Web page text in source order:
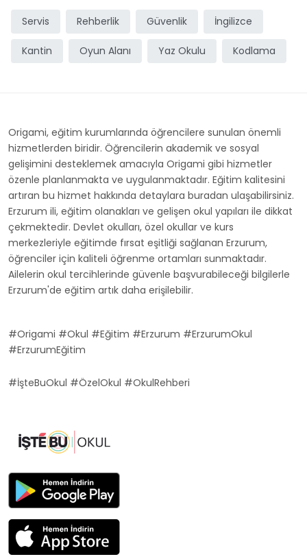
Servis Rehberlik Güvenlik İngilizce
Kantin Oyun Alanı Yaz Okulu Kodlama
Origami, eğitim kurumlarında öğrencilere sunulan önemli
hizmetlerden biridir. Öğrencilerin akademik ve sosyal
gelişimini desteklemek amacıyla Origami gibi hizmetler
özenle planlanmakta ve uygulanmaktadır. Eğitim kalitesini
artıran bu hizmet hakkında detaylara buradan ulaşabilirsiniz.
Erzurum ili, eğitim olanakları ve gelişen okul yapıları ile dikkat
çekmektedir. Devlet okulları, özel okullar ve kurs
merkezleriyle eğitimde fırsat eşitliği sağlanan Erzurum,
öğrenciler için kaliteli öğrenme ortamları sunmaktadır.
Ailelerin okul tercihlerinde güvenle başvurabileceği bilgilerle
Erzurum'de eğitim artık daha erişilebilir.
#Origami #Okul #Eğitim #Erzurum #ErzurumOkul
#ErzurumEğitim
#İşteBuOkul #ÖzelOkul #OkulRehberi